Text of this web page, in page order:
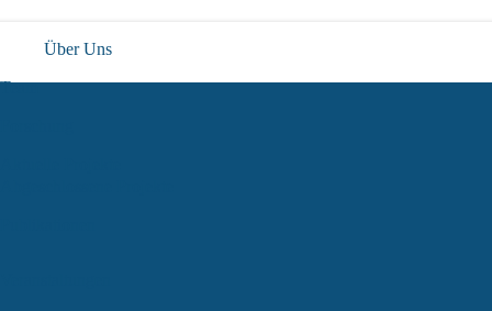
Über Uns
Team